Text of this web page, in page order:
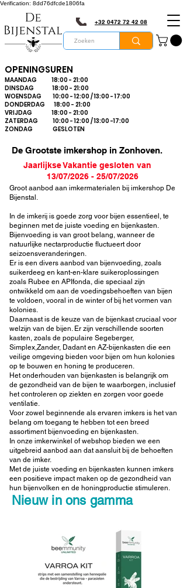
Verification: 8dd76dfcde1806fa
+32 0472 72 42 08
OPENINGSUREN
MAANDAG 18:00 - 21:00
DINSDAG 18:00 - 21:00
WOENSDAG 10:00 - 12:00 / 13:00 - 17:00
DONDERDAG 18:00 - 21:00
VRIJDAG 18:00 - 21:00
ZATERDAG 10:00 - 12:00 / 13:00 -17:00
ZONDAG GESLOTEN
De Grootste imkershop in Zonhoven.
Jaarlijkse Vakantie gesloten van
13/07/2026 - 25/07/2026
Groot aanbod aan imkermaterialen bij imkershop De
Bijenstal .
In de imkerij is goede zorg voor bijen essentieel, te
beginnen met de juiste voeding en bijenkasten.
Bijenvoeding is van groot belang, wanneer de
natuurlijke nectarproductie fluctueert door
seizoensveranderingen.
Er is een divers aanbod van bijenvoeding, zoals
suikerdeeg en kant-en-klare suikeroplossingen
zoals Rubee en APIfonda, die speciaal zijn
ontwikkeld om aan de voedingsbehoeften van bijen
te voldoen, vooral in de winter of bij het vormen van
kolonies.
Daarnaast is de keuze van de bijenkast cruciaal voor
welzijn van de bijen. Er zijn verschillende soorten
kasten, zoals de populaire Segeberger,
Simplex,Zander, Dadant en AZ-bijenkasten die een
veilige omgeving bieden voor bijen om hun kolonies
op te bouwen en honing te produceren.
Het onderhouden van bijenkasten is belangrijk om
de gezondheid van de bijen te waarborgen, inclusief
het controleren op ziekten en zorgen voor goede
ventilatie.
Voor zowel beginnende als ervaren imkers is het van
belang om toegang te hebben tot een breed
assortiment bijenvoeding en bijenkasten.
In onze imkerwinkel of webshop bieden we een
uitgebreid aanbod aan dat aansluit bij de behoeften
van de imker.
Met de juiste voeding en bijenkasten kunnen imkers
een positieve impact maken op de gezondheid van
hun bijenvolken en de honingproductie stimuleren.
Nieuw in ons gamma